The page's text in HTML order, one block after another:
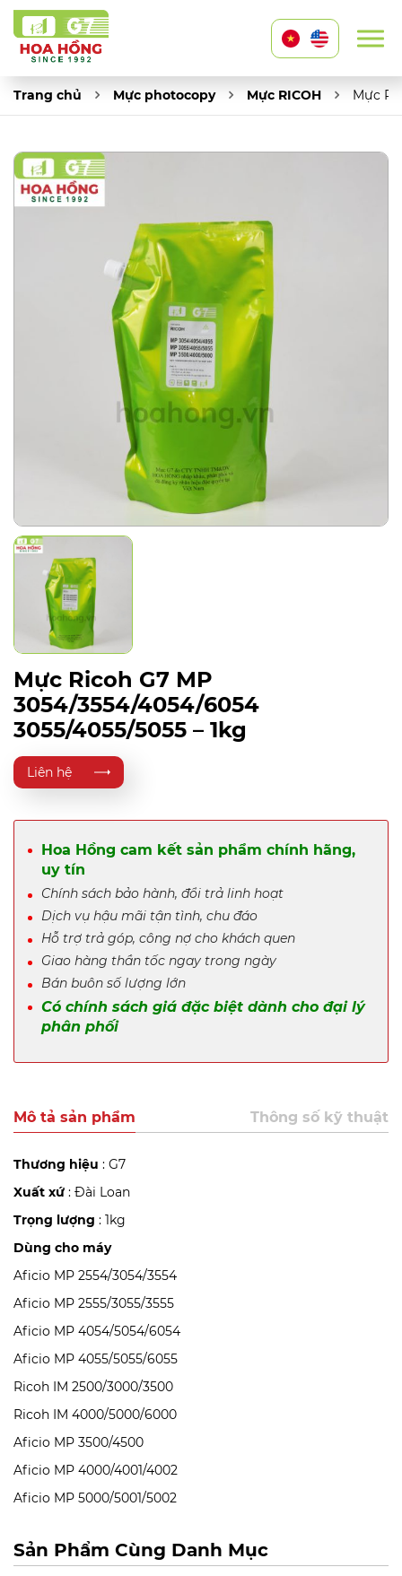
Trang chủ Mực photocopy Mực RICOH Mực
Mực Ricoh G7 MP
3054/3554/4054/6054
3055/4055/5055 – 1kg
Liên hệ
Hoa Hồng cam kết sản phẩm chính hãng,
uy tín
Chính sách bảo hành, đổi trả linh hoạt
Dịch vụ hậu mãi tận tình, chu đáo
Hỗ trợ trả góp, công nợ cho khách quen
Giao hàng thần tốc ngay trong ngày
Bán buôn số lượng lớn
Có chính sách giá đặc biệt dành cho đại lý
phân phối
Mô tả sản phẩm Thông số kỹ thuật
Thương hiệu : G7
Xuất xứ : Đài Loan
Trọng lượng : 1kg
Dùng cho máy
Aficio MP 2554/3054/3554
Aficio MP 2555/3055/3555
Aficio MP 4054/5054/6054
Aficio MP 4055/5055/6055
Ricoh IM 2500/3000/3500
Ricoh IM 4000/5000/6000
Aficio MP 3500/4500
Aficio MP 4000/4001/4002
Aficio MP 5000/5001/5002
Sản Phẩm Cùng Danh Mục